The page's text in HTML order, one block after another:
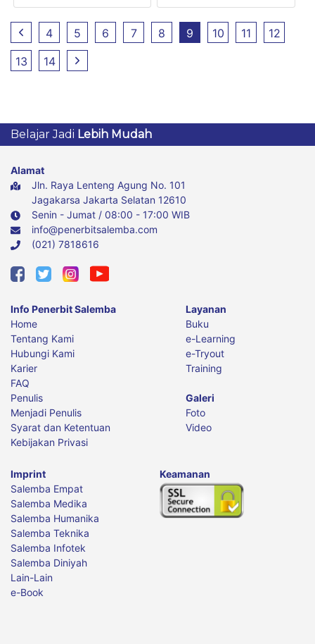
Dana Pensiun, dan
Perusahaan Pembiayaan
Syariah di Indonesia Edisi
ke-3
4 5 6 7 8 9 10 11
12
13
14
Belajar Jadi Lebih Mudah
Alamat
Jln. Raya Lenteng Agung No. 101
Jagakarsa Jakarta Selatan 12610
Senin - Jumat / 08:00 - 17:00 WIB
info@penerbitsalemba.com
(021) 7818616
Info Penerbit Salemba
Home
Tentang Kami
Hubungi Kami
Karier
FAQ
Penulis
Menjadi Penulis
Syarat dan Ketentuan
Kebijakan Privasi
Layanan
Buku
e-Learning
e-Tryout
Training
Galeri
Foto
Video
Imprint
Salemba Empat
Salemba Medika
Salemba Humanika
Salemba Teknika
Salemba Infotek
Salemba Diniyah
Lain-Lain
e-Book
Keamanan